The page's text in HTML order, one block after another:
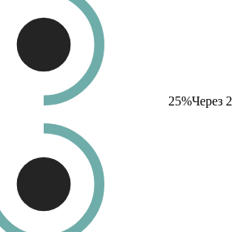
25%Через 2